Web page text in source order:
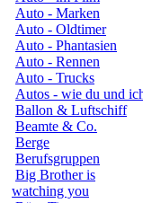
Auto - Marken
Auto - Oldtimer
Auto - Phantasien
Auto - Rennen
Auto - Trucks
Autos - wie du und
Ballon & Luftschiff
Beamte & Co.
Berge
Berufsgruppen
Big Brother is
watching you